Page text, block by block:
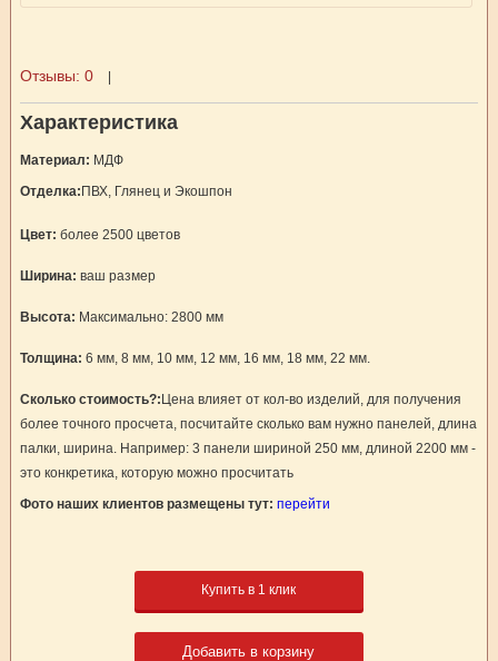
Отзывы: 0
Характеристика
Материал: МДФ
Отделка: ПВХ, Глянец и Экошпон
Цвет: более 2500 цветов
Ширина: ваш размер
Высота: Максимально: 2800 мм
Толщина: 6 мм, 8 мм, 10 мм, 12 мм, 16 мм, 18 мм, 22 мм.
Сколько стоимость?: Цена влияет от кол-во изделий, для получения
более точного просчета, посчитайте сколько вам нужно панелей, длина
палки, ширина. Например: 3 панели шириной 250 мм, длиной 2200 мм -
это конкретика, которую можно просчитать
Фото наших клиентов размещены тут: перейти
Купить в 1 клик
Добавить в корзину